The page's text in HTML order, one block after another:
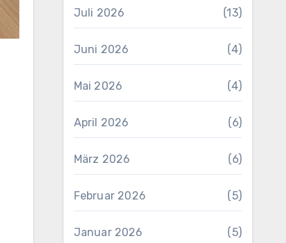
Juli 2026 (13)
Juni 2026 (4)
Mai 2026 (4)
April 2026 (6)
März 2026 (6)
Februar 2026 (5)
Januar 2026 (5)